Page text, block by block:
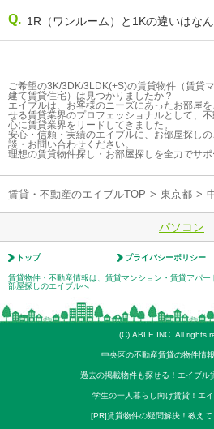
1R（ワンルーム）と1Kの違いはな
ご希望の3K/3DK/3LDK(+S)の賃貸物件（賃貸
建て賃貸住宅）は見つかりましたか？
エイブルは、お客様のニーズにあったお部屋
せる賃貸業界のプロフェッショナルとして、
心に賃貸業界をリードしてきました。
安心・信頼・実績のエイブルに、お部屋探し
談・お問い合わせください。
理想の賃貸物件探し・お部屋探しを全力でサポ
賃貸・不動産のエイブルTOP > 東京都 >
パソコン
トップ プライバシーポリシー
賃貸物件・不動産情報は、賃貸マンション・賃貸アパ
部屋探しのエイブルへ
(C) ABLE INC. All rights
中央区の不動産賃貸の物件情
過去の掲載物件も探せる！エイブル
学生の一人暮らし向け賃貸！エ
[PR]賃貸物件の疑問解決！教え